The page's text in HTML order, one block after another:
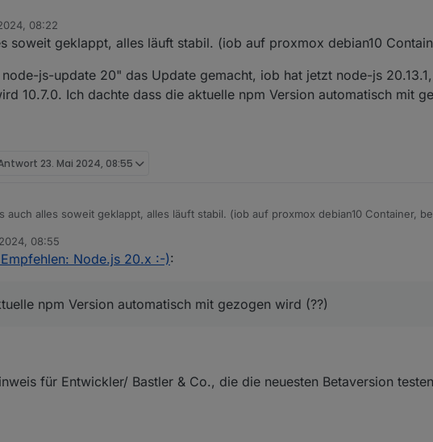
08:22
soweit geklappt, alles läuft stabil. (iob auf proxmox debian10
js-update 20" das Update gemacht, iob hat jetzt node-js
10.7.0. Ich dachte dass die aktuelle npm Version automatisch mit
23. Mai 2024, 08:55
auch alles soweit geklappt, alles läuft stabil. (iob auf proxmox debian10 Container,
mit "iob node-js-update 20" das Update gemacht, iob hat jetzt node-js 20.13.1, aber
wird 10.7.0. Ich dachte dass die aktuelle npm Version automatisch mit gezogen wird
08:55
Node.js 20.x :-):
npm Version automatisch mit gezogen wird (??)
für Entwickler/ Bastler & Co., die die neuesten Betaversion